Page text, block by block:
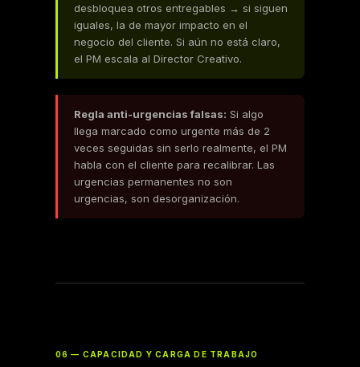
desbloquea otros entregables → si siguen
iguales, la de mayor impacto en el
negocio del cliente. Si aún no está claro,
el PM escala al Director Creativo.
Regla anti-urgencias falsas: Si algo
llega marcado como urgente más de 2
veces seguidas sin serlo realmente, el PM
habla con el cliente para recalibrar. Las
urgencias permanentes no son
urgencias, son desorganización.
06 — CAPACIDAD Y CARGA DE TRABAJO